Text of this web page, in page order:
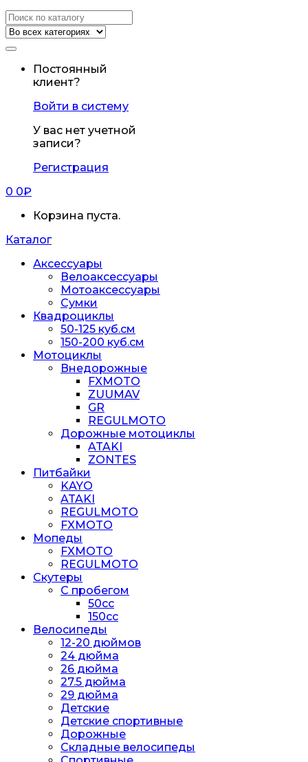
Искать:
Постоянный
клиент?
Войти в систему
У вас нет учетной
записи?
Регистрация
0 0₽
Корзина пуста.
Каталог
Аксессуары
Велоаксессуары
Мотоаксессуары
Сумки
Квадроциклы
50-125 куб.см
150-200 куб.см
Мотоциклы
Внедорожные
FXMOTO
ZUUMAV
GR
REGULMOTO
Дорожные мотоциклы
ATAKI
ZONTES
Питбайки
KAYO
ATAKI
REGULMOTO
FXMOTO
Мопеды
FXMOTO
REGULMOTO
Скутеры
С пробегом
50cc
150cc
Велосипеды
12-20 дюймов
24 дюйма
26 дюйма
27.5 дюйма
29 дюйма
Детские
Детские спортивные
Дорожные
Складные велосипеды